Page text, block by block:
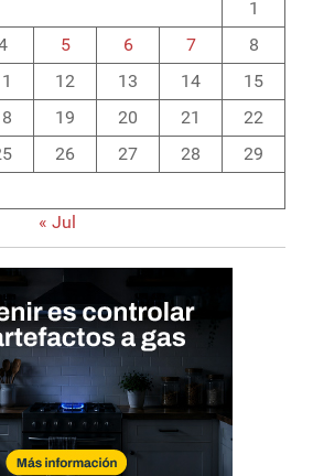
1
5 6 7
8
12 13 14
15
19 20 21
22
26 27 28
29
« Jul